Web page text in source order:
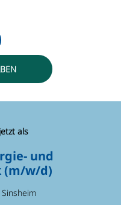
als
und
(m/w/d)